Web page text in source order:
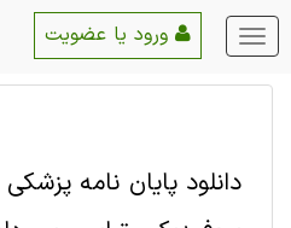
منو
اصلی
دانلود پایان نامه